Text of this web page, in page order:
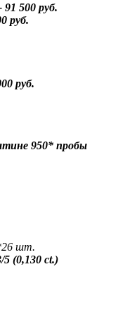
500 руб.
руб.
руб.
950* пробы
шт.
(0,130 ct.)